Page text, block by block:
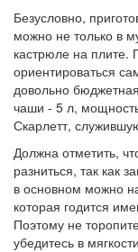
Безусловно,
можно не только в
кастрюле на плите.
ориентироваться
довольно
чаши - 5 л,
Скарлетт,
Должна отметить,
разниться, так как
в основном можно
которая годится
Поэтому не
убедитесь в